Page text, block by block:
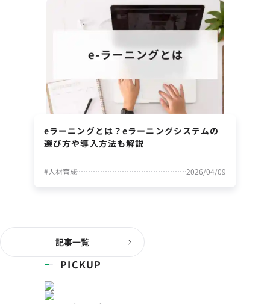
eラーニングとは？eラーニングシステムの
選び方や導入方法も解説
#人材育成 2026/04/09
記事一覧
PICKUP